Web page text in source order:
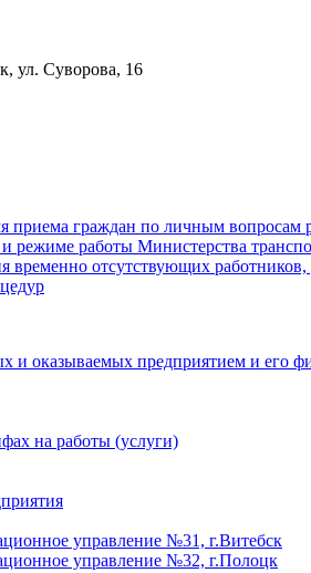
ул. Суворова, 16
приема граждан по личным вопросам
режиме работы Министерства
отсутствующих
и оказываемых предприятием и его
на работы (услуги)
управление №31, г.Витебск
управление №32, г.Полоцк